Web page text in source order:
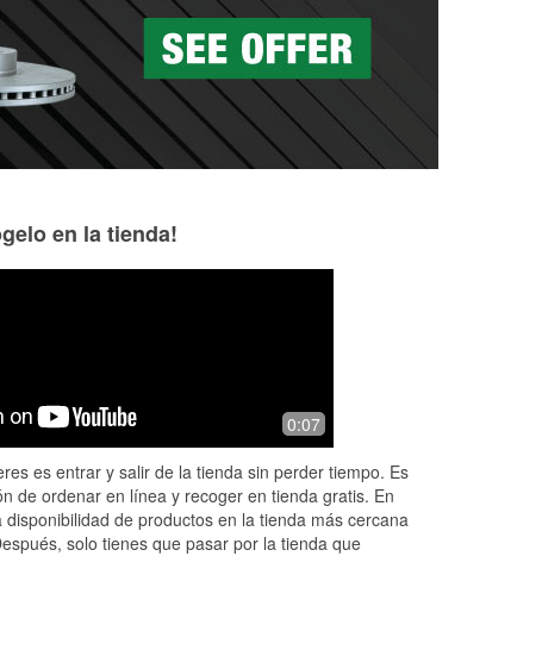
Tim is an outstanding worker. Was on
my way home from Greenfield and my
needed right away and REPLACED
TH...Read More
awesome sense
en la tienda!
0:07
es entrar y salir de la tienda sin perder tiempo. Es
de ordenar en línea y recoger en tienda gratis. En
de productos en la tienda más cercana
solo tienes que pasar por la tienda que